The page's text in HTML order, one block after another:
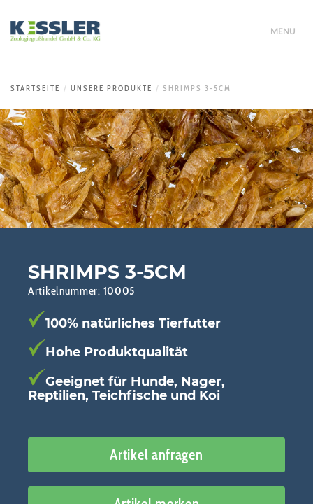
MENU
STARTSEITE UNSERE PRODUKTE SHRIMPS 3-5CM
SHRIMPS 3-5CM
Artikelnummer: 10005
100% natürliches Tierfutter
Hohe Produktqualität
Geeignet für Hunde, Nager,
Reptilien, Teichfische und Koi
Artikel anfragen